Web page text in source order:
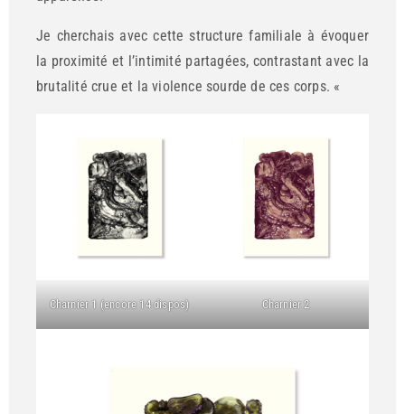
Je cherchais avec cette structure familiale à évoquer
la proximité et l’intimité partagées, contrastant avec la
brutalité crue et la violence sourde de ces corps. «
Charnier 1 (encore 14 dispos) Charnier 2